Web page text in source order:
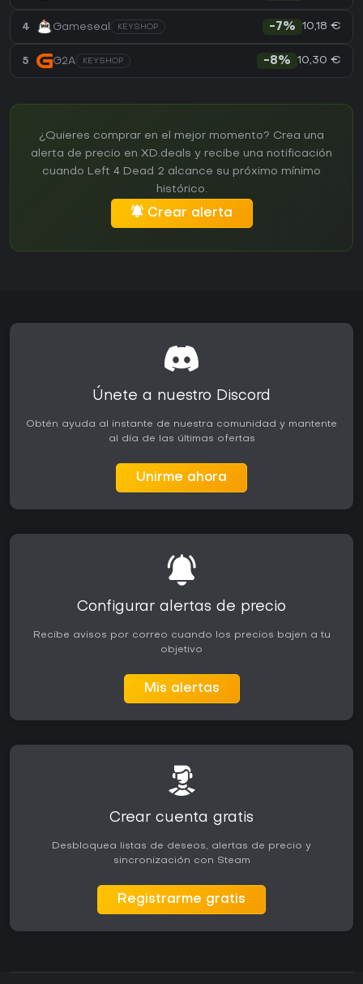
4 Gameseal KEYSHOP -7% 10,18 €
5 G2A KEYSHOP -8% 10,30 €
¿Quieres comprar en el mejor momento? Crea una
alerta de precio en XD.deals y recibe una notificación
cuando Left 4 Dead 2 alcance su próximo mínimo
histórico.
Crear alerta
Únete a nuestro Discord
Obtén ayuda al instante de nuestra comunidad y mantente
al día de las últimas ofertas
Unirme ahora
Configurar alertas de precio
Recibe avisos por correo cuando los precios bajen a tu
objetivo
Mis alertas
Crear cuenta gratis
Desbloquea listas de deseos, alertas de precio y
sincronización con Steam
Registrarme gratis